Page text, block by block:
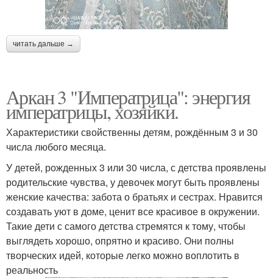
читать дальше →
Аркан 3 "Императрица": энергия
императрицы, хозяйки.
Характеристики свойственны детям, рождённым 3 и 30
числа любого месяца.
У детей, рожденных 3 или 30 числа, с детства проявлены
родительские чувства, у девочек могут быть проявлены
женские качества: забота о братьях и сестрах. Нравится
создавать уют в доме, ценит все красивое в окружении.
Такие дети с самого детства стремятся к тому, чтобы
выглядеть хорошо, опрятно и красиво. Они полны
творческих идей, которые легко можно воплотить в
реальность